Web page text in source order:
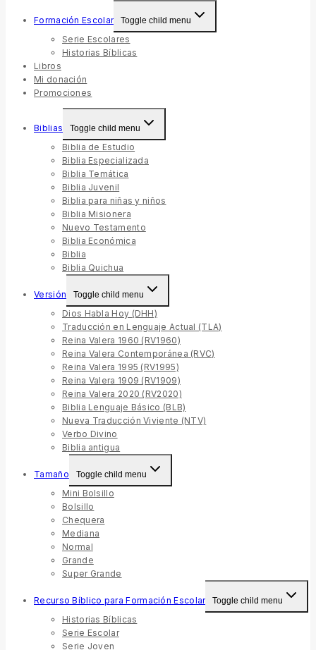
Formación Escolar Toggle child menu
Serie Escolares
Historias Bíblicas
Libros
Mi donación
Promociones
Biblias Toggle child menu
Biblia de Estudio
Biblia Especializada
Biblia Temática
Biblia Juvenil
Biblia para niñas y niños
Biblia Misionera
Nuevo Testamento
Biblia Económica
Biblia
Biblia Quichua
Versión Toggle child menu
Dios Habla Hoy (DHH)
Traducción en Lenguaje Actual (TLA)
Reina Valera 1960 (RV1960)
Reina Valera Contemporánea (RVC)
Reina Valera 1995 (RV1995)
Reina Valera 1909 (RV1909)
Reina Valera 2020 (RV2020)
Biblia Lenguaje Básico (BLB)
Nueva Traducción Viviente (NTV)
Verbo Divino
Biblia antigua
Tamaño Toggle child menu
Mini Bolsillo
Bolsillo
Chequera
Mediana
Normal
Grande
Super Grande
Recurso Bíblico para Formación Escolar Toggle child menu
Historias Bíblicas
Serie Escolar
Serie Joven